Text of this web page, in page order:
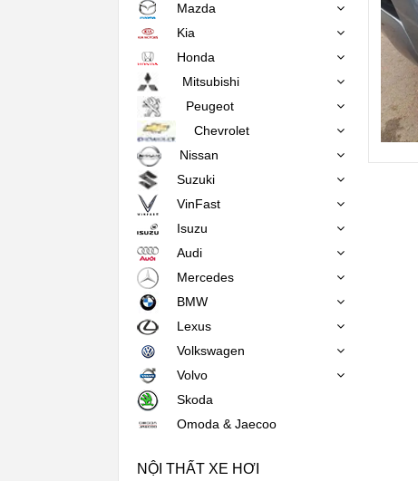
Mazda
Kia
Honda
Mitsubishi
Peugeot
Chevrolet
Nissan
Suzuki
VinFast
Isuzu
Audi
Mercedes
BMW
Lexus
Volkswagen
Volvo
Skoda
Omoda & Jaecoo
NỘI THẤT XE HƠI